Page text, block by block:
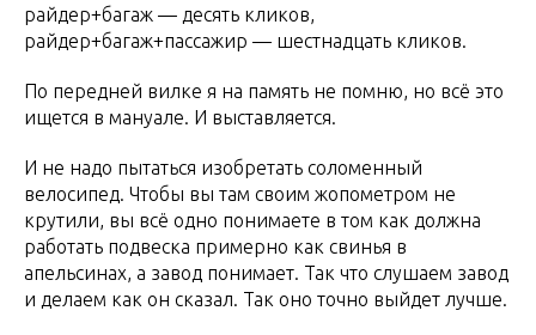
райдер+багаж — десять кликов,
райдер+багаж+пассажир — шестнадцать кликов.
По передней вилке я на память не помню, но всё это
ищется в мануале. И выставляется.
И не надо пытаться изобретать соломенный
велосипед. Чтобы вы там своим жопометром не
крутили, вы всё одно понимаете в том как должна
работать подвеска примерно как свинья в
апельсинах, а завод понимает. Так что слушаем завод
и делаем как он сказал. Так оно точно выйдет лучше.